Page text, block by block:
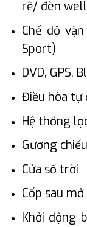
rẽ/ đèn
Chế độ
Sport)
DVD, GPS,
Điều hòa tự
Hệ thống
Gương
Cửa sổ trời
Cốp sau
Khởi động